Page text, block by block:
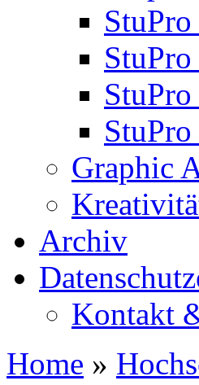
StuPro
Graphic
Archiv
Kontakt
Home »